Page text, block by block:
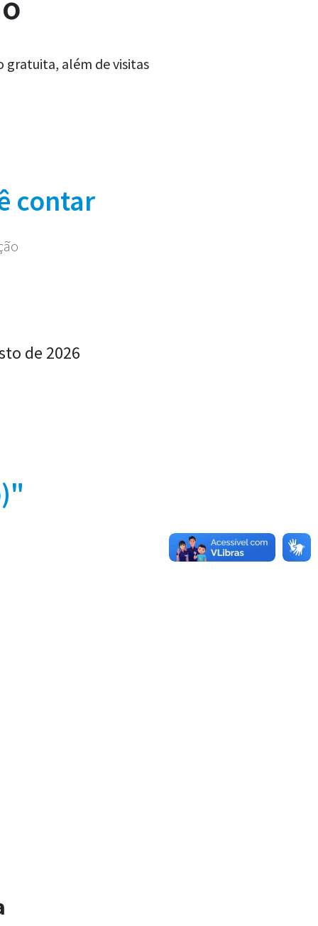
gratuita, além de visitas
contar
de 2026